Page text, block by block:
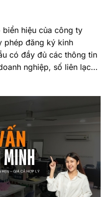
hiệu của công ty
phép đăng ký kinh
có đầy đủ các thông tin
nghiệp, số liên lạc…